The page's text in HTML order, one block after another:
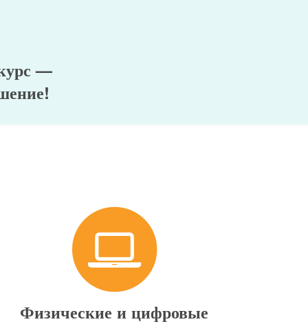
—
Физические и цифровые